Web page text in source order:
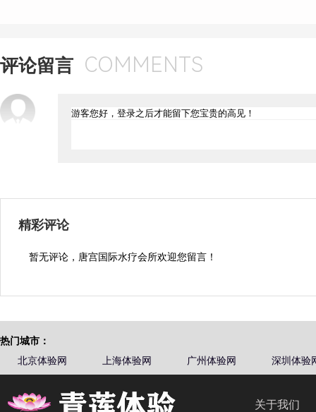
评论留言 COMMENTS
精彩评论
暂无评论，唐宫国际水疗会所欢迎您留言！
热门城市：
北京体验网
上海体验网 广州体验网 深圳体验
关于我们